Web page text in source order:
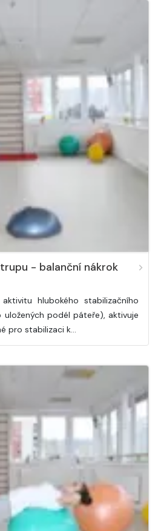
- balanční nákrok
hlubokého stabilizačního
uložených podél páteře), aktivuje
pro stabilizaci k…